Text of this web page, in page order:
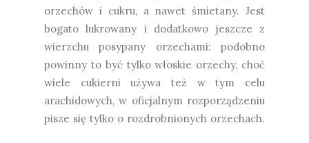
orzechów i cukru, a nawet śmietany. Jest
bogato lukrowany i dodatkowo jeszcze z
wierzchu posypany orzechami: podobno
powinny to być tylko włoskie orzechy, choć
wiele cukierni używa też w tym celu
arachidowych, w oficjalnym rozporządzeniu
pisze się tylko o rozdrobnionych orzechach.